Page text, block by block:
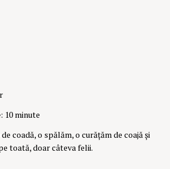
: 10 minute
coadă, o spălăm, o curățăm de coajă și
toată, doar câteva felii.